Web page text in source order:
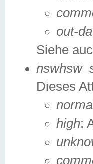
out-
Siehe
Dieses
high: